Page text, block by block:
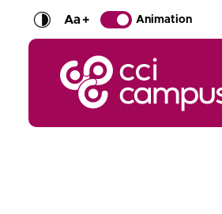
Aa+ Animation
CCI Campus La formation